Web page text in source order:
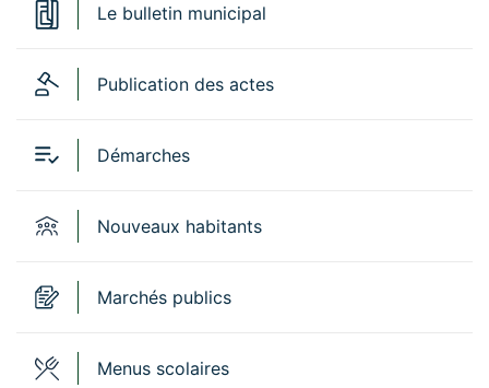
Le bulletin municipal
Publication des actes
Démarches
Nouveaux habitants
Marchés publics
Menus scolaires